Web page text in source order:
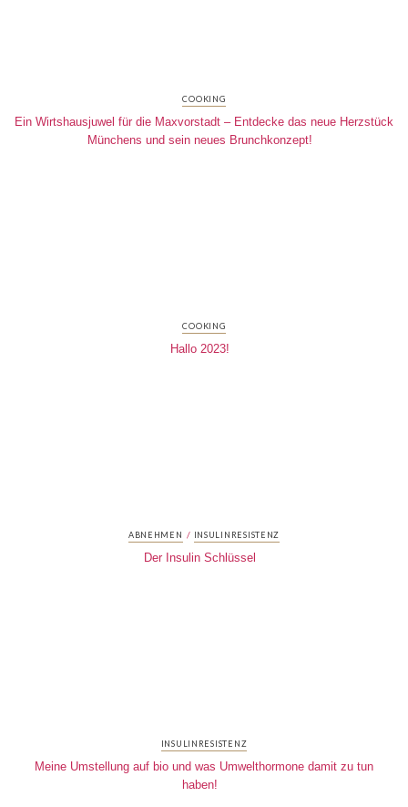
COOKING
Ein Wirtshausjuwel für die Maxvorstadt – Entdecke das neue Herzstück
Münchens und sein neues Brunchkonzept!
COOKING
Hallo 2023!
ABNEHMEN / INSULINRESISTENZ
Der Insulin Schlüssel
INSULINRESISTENZ
Meine Umstellung auf bio und was Umwelthormone damit zu tun
haben!